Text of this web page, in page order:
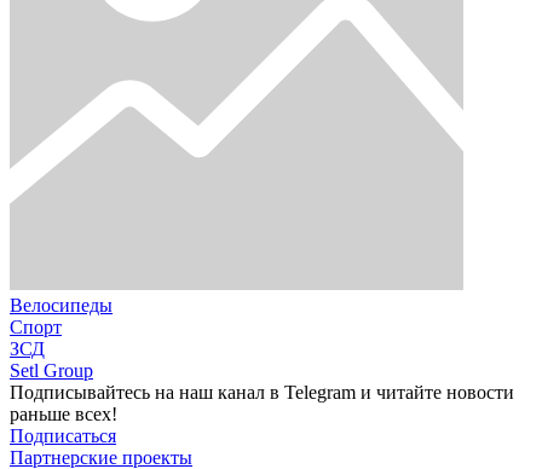
Велосипеды
Спорт
ЗСД
Setl Group
Подписывайтесь на наш канал в Telegram и читайте новости
раньше всех!
Подписаться
Партнерские проекты